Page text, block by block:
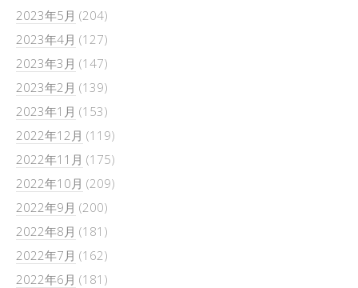
2023年5月 (204)
2023年4月 (127)
2023年3月 (147)
2023年2月 (139)
2023年1月 (153)
2022年12月 (119)
2022年11月 (175)
2022年10月 (209)
2022年9月 (200)
2022年8月 (181)
2022年7月 (162)
2022年6月 (181)